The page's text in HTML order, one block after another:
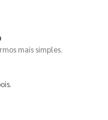
mais simples.